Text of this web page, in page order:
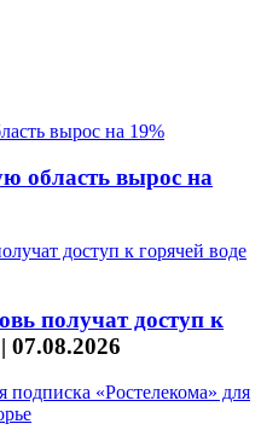
область вырос на
получат доступ к
| 07.08.2026